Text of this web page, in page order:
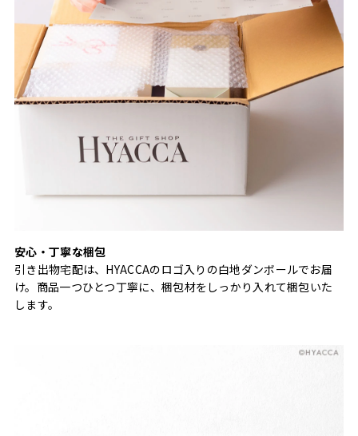
安心・丁寧な梱包
引き出物宅配は、HYACCAのロゴ入りの白地ダンボールでお届
け。商品一つひとつ丁寧に、梱包材をしっかり入れて梱包いた
します。